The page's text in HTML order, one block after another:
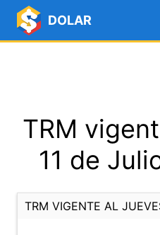
DOLAR
TRM
11 de
TRM VIGENTE AL